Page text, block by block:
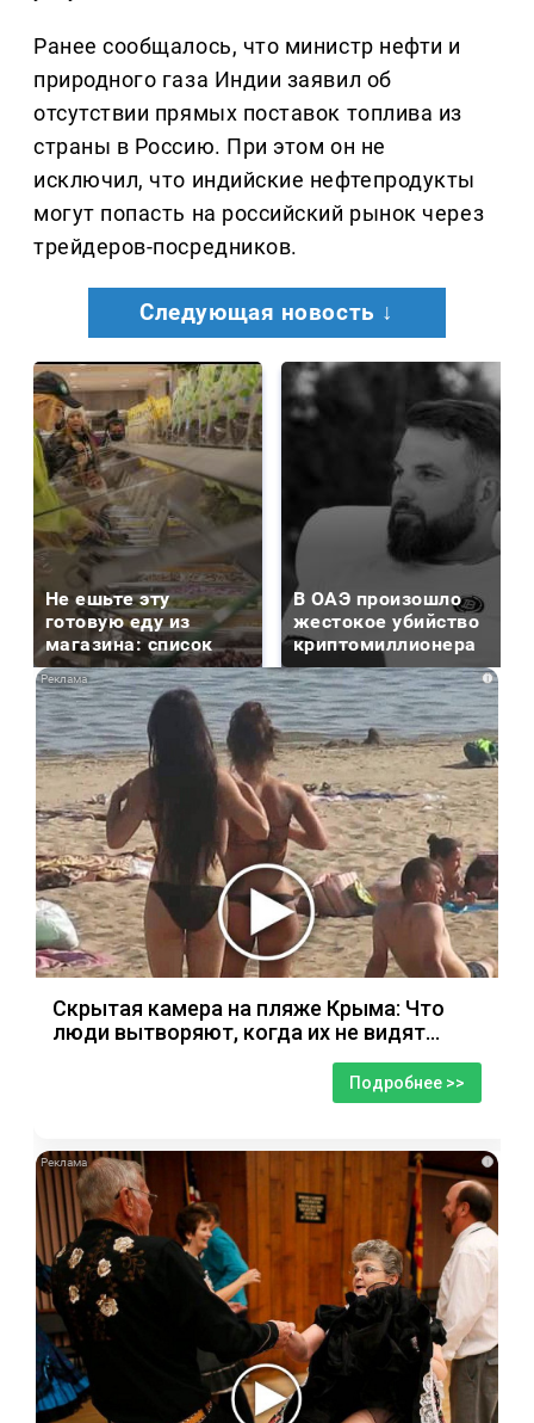
Ранее сообщалось, что министр нефти и
природного газа Индии заявил об
отсутствии прямых поставок топлива из
страны в Россию. При этом он не
исключил, что индийские нефтепродукты
могут попасть на российский рынок через
трейдеров-посредников.
Следующая новость ↓
Не ешьте эту
готовую еду из
магазина: список
В ОАЭ произошло
жестокое убийство
криптомиллионера
i
Скрытая камера на пляже Крыма: Что
люди вытворяют, когда их не видят...
Подробнее >>
i